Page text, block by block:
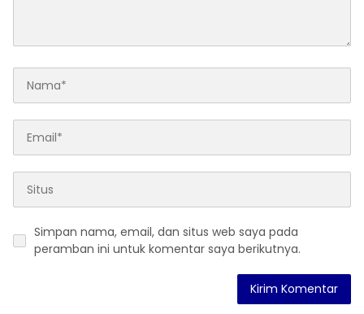
Simpan nama, email, dan situs web saya pada
peramban ini untuk komentar saya berikutnya.